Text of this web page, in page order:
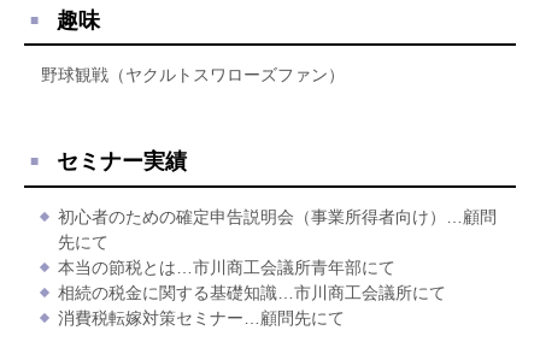
趣味
野球観戦（ヤクルトスワローズファン）
セミナー実績
初心者のための確定申告説明会（事業所得者向け）…顧問
先にて
本当の節税とは…市川商工会議所青年部にて
相続の税金に関する基礎知識…市川商工会議所にて
消費税転嫁対策セミナー…顧問先にて